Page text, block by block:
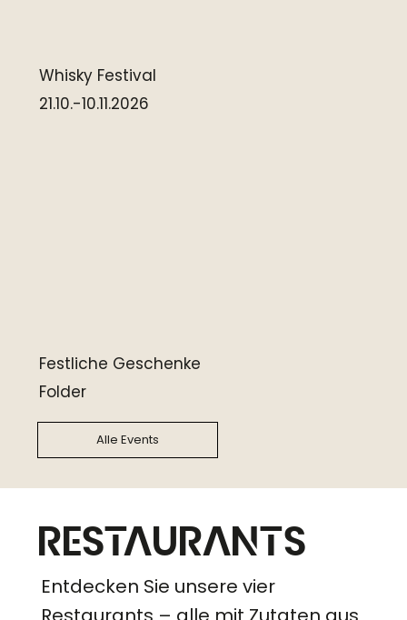
Whisky Festival
21.10.-10.11.2026
Festliche Geschenke
Folder
Alle Events
restaurants
Entdecken Sie unsere vier